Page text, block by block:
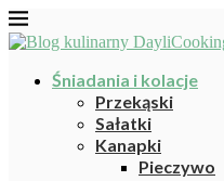
Śniadania i kolacje
Przekąski
Sałatki
Kanapki
Pieczywo